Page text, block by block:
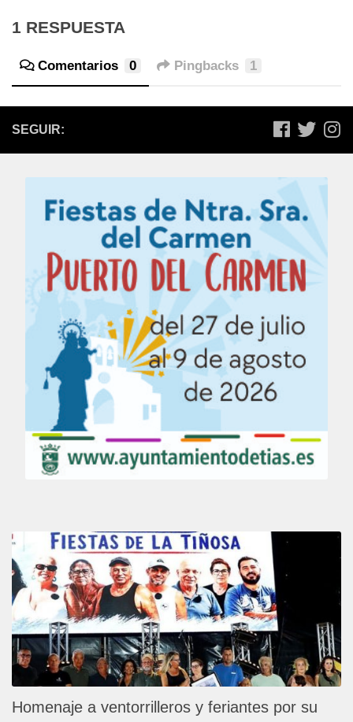
1 RESPUESTA
Comentarios 0 Pingbacks 1
SEGUIR:
Homenaje a ventorrilleros y feriantes por su